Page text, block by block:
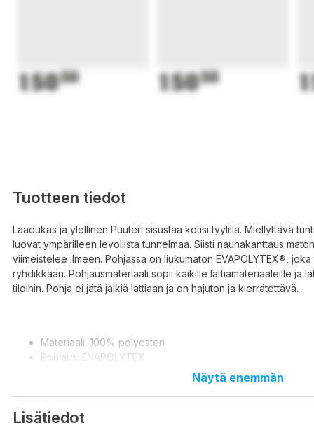
15050 15050
Tuotteen tiedot
Laadukas ja ylellinen Puuteri sisustaa kotisi tyylillä. Miellyttävä
luovat ympärilleen levollista tunnelmaa. Siisti nauhakanttaus
viimeistelee ilmeen. Pohjassa on liukumaton EVAPOLYTEX®,
ryhdikkään. Pohjausmateriaali sopii kaikille lattiamateriaaleille ja
tiloihin. Pohja ei jätä jälkiä lattiaan ja on hajuton ja kierrätettävä.
Materiaali: 100% polyesteri
Pohjaus: EVAPOLYTEX
Hoito-ohje: Imurointi ja tarvittaessa tuuletus. Tahrojen
puhtaalla, kostealla liinalla, ei hankausta.
Pesuohje: Kuivapesu vaahdolla tai hellävarainen
max. +30°C miedolla hienopesuaineliuoksella. Ei liotusta tai
Näytä enemmän
Lisätiedot